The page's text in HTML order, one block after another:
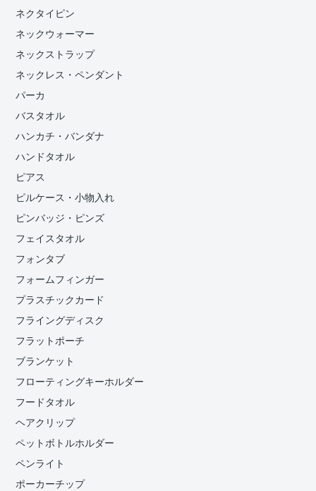
ネクタイピン
ネックウォーマー
ネックストラップ
ネックレス・ペンダント
パーカ
バスタオル
ハンカチ・バンダナ
ハンドタオル
ピアス
ピルケース・小物入れ
ピンバッジ・ピンズ
フェイスタオル
フォンタブ
フォームフィンガー
プラスチックカード
フライングディスク
フラットポーチ
ブランケット
フローティングキーホルダー
フードタオル
ヘアクリップ
ペットボトルホルダー
ペンライト
ポーカーチップ